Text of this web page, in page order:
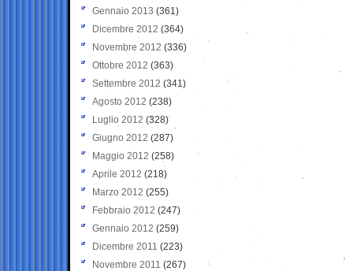
Gennaio 2013 (361)
Dicembre 2012 (364)
Novembre 2012 (336)
Ottobre 2012 (363)
Settembre 2012 (341)
Agosto 2012 (238)
Luglio 2012 (328)
Giugno 2012 (287)
Maggio 2012 (258)
Aprile 2012 (218)
Marzo 2012 (255)
Febbraio 2012 (247)
Gennaio 2012 (259)
Dicembre 2011 (223)
Novembre 2011 (267)